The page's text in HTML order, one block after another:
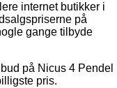
internet butikker i
på
gange tilbyde
på Nicus 4 Pendel
pris.